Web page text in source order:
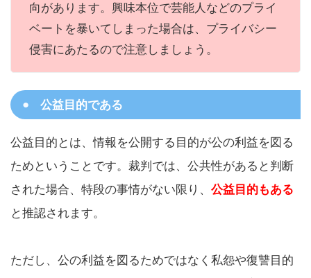
向があります。興味本位で芸能人などのプライ
ベートを暴いてしまった場合は、プライバシー
侵害にあたるので注意しましょう。
公益目的である
公益目的とは、情報を公開する目的が公の利益を図る
ためということです。裁判では、公共性があると判断
された場合、特段の事情がない限り、 公益目的もある
と推認されます。
ただし、公の利益を図るためではなく私怨や復讐目的